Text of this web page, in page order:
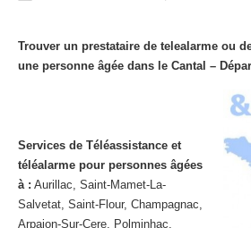
Trouver un prestataire de telealarme ou
une personne âgée dans le Cantal –
Services de Téléassistance et
téléalarme pour personnes âgées
à : Aurillac, Saint-Mamet-La-
Salvetat, Saint-Flour, Champagnac,
Arpajon-Sur-Cere, Polminhac,